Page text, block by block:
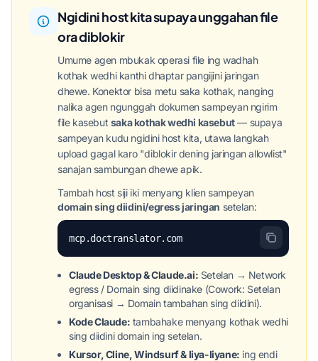
Ngidini host kita supaya unggahan file
ora diblokir
Umume agen mbukak operasi file ing wadhah
kothak wedhi kanthi dhaptar pangijini jaringan
dhewe. Konektor bisa metu saka kothak, nanging
nalika agen ngunggah dokumen sampeyan ngirim
file kasebut saka kothak wedhi kasebut— supaya
sampeyan kudu ngidini host kita, utawa langkah
upload gagal karo "diblokir dening jaringan allowlist"
sanajan sambungan dhewe apik.
Tambah host siji iki menyang klien sampeyan
domain sing diidini/egress jaringan setelan:
mcp.doctranslator.com
Claude Desktop & Claude.ai: Setelan → Network
egress / Domain sing diidinake (Cowork: Setelan
organisasi → Domain tambahan sing diidini).
Kode Claude: tambahake menyang kothak wedhi
sing diidini domain ing setelan.
Kursor, Cline, Windsurf & liya-liyane: ing endi